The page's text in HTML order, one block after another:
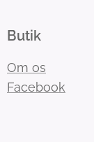
Butik
Om os
Facebook